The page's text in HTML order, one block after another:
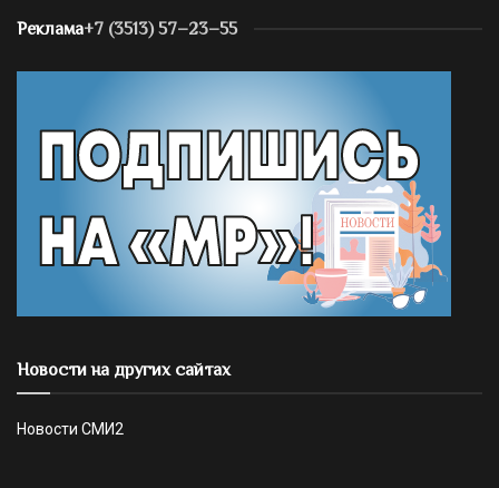
Реклама+7 (3513) 57–23–55
Новости на других сайтах
Новости СМИ2